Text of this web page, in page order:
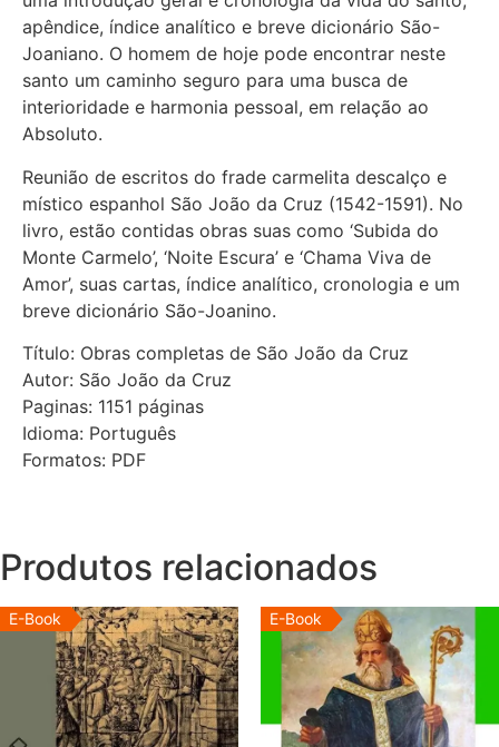
apêndice, índice analítico e breve dicionário São-
Joaniano. O homem de hoje pode encontrar neste
santo um caminho seguro para uma busca de
interioridade e harmonia pessoal, em relação ao
Absoluto.
Reunião de escritos do frade carmelita descalço e
místico espanhol São João da Cruz (1542-1591). No
livro, estão contidas obras suas como ‘Subida do
Monte Carmelo’, ‘Noite Escura’ e ‘Chama Viva de
Amor’, suas cartas, índice analítico, cronologia e um
breve dicionário São-Joanino.
Título: Obras completas de São João da Cruz
Autor: São João da Cruz
Paginas: 1151 páginas
Idioma: Português
Formatos: PDF
Produtos relacionados
E-Book E-Book